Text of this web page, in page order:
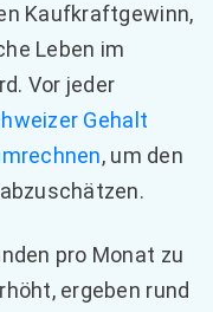
Kaufkraftgewinn,
Leben im
Vor jeder
Gehalt
, um den
pro Monat zu
ergeben rund